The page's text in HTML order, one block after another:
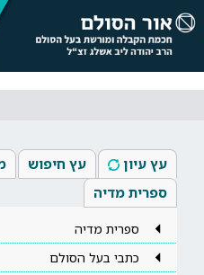
עץ עיון עץ חיפוש
ספרית מדיה
ספרית מדיה
כתבי בעל הסולם